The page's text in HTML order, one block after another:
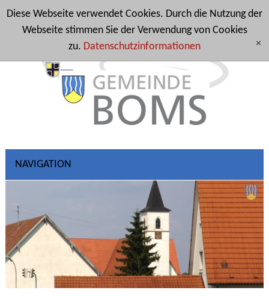
Diese Webseite verwendet Cookies. Durch die Nutzung der
Webseite stimmen Sie der Verwendung von Cookies
zu. Datenschutzinformationen [x]
NAVIGATION